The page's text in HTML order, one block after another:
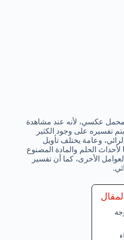
عكسي، لأنه عند مشاهدة
تفسيره على وجود الكثير
وعامة يختلف تأويل
الحلم والمادة المصنوع
الأخرى، كما أن تفسير